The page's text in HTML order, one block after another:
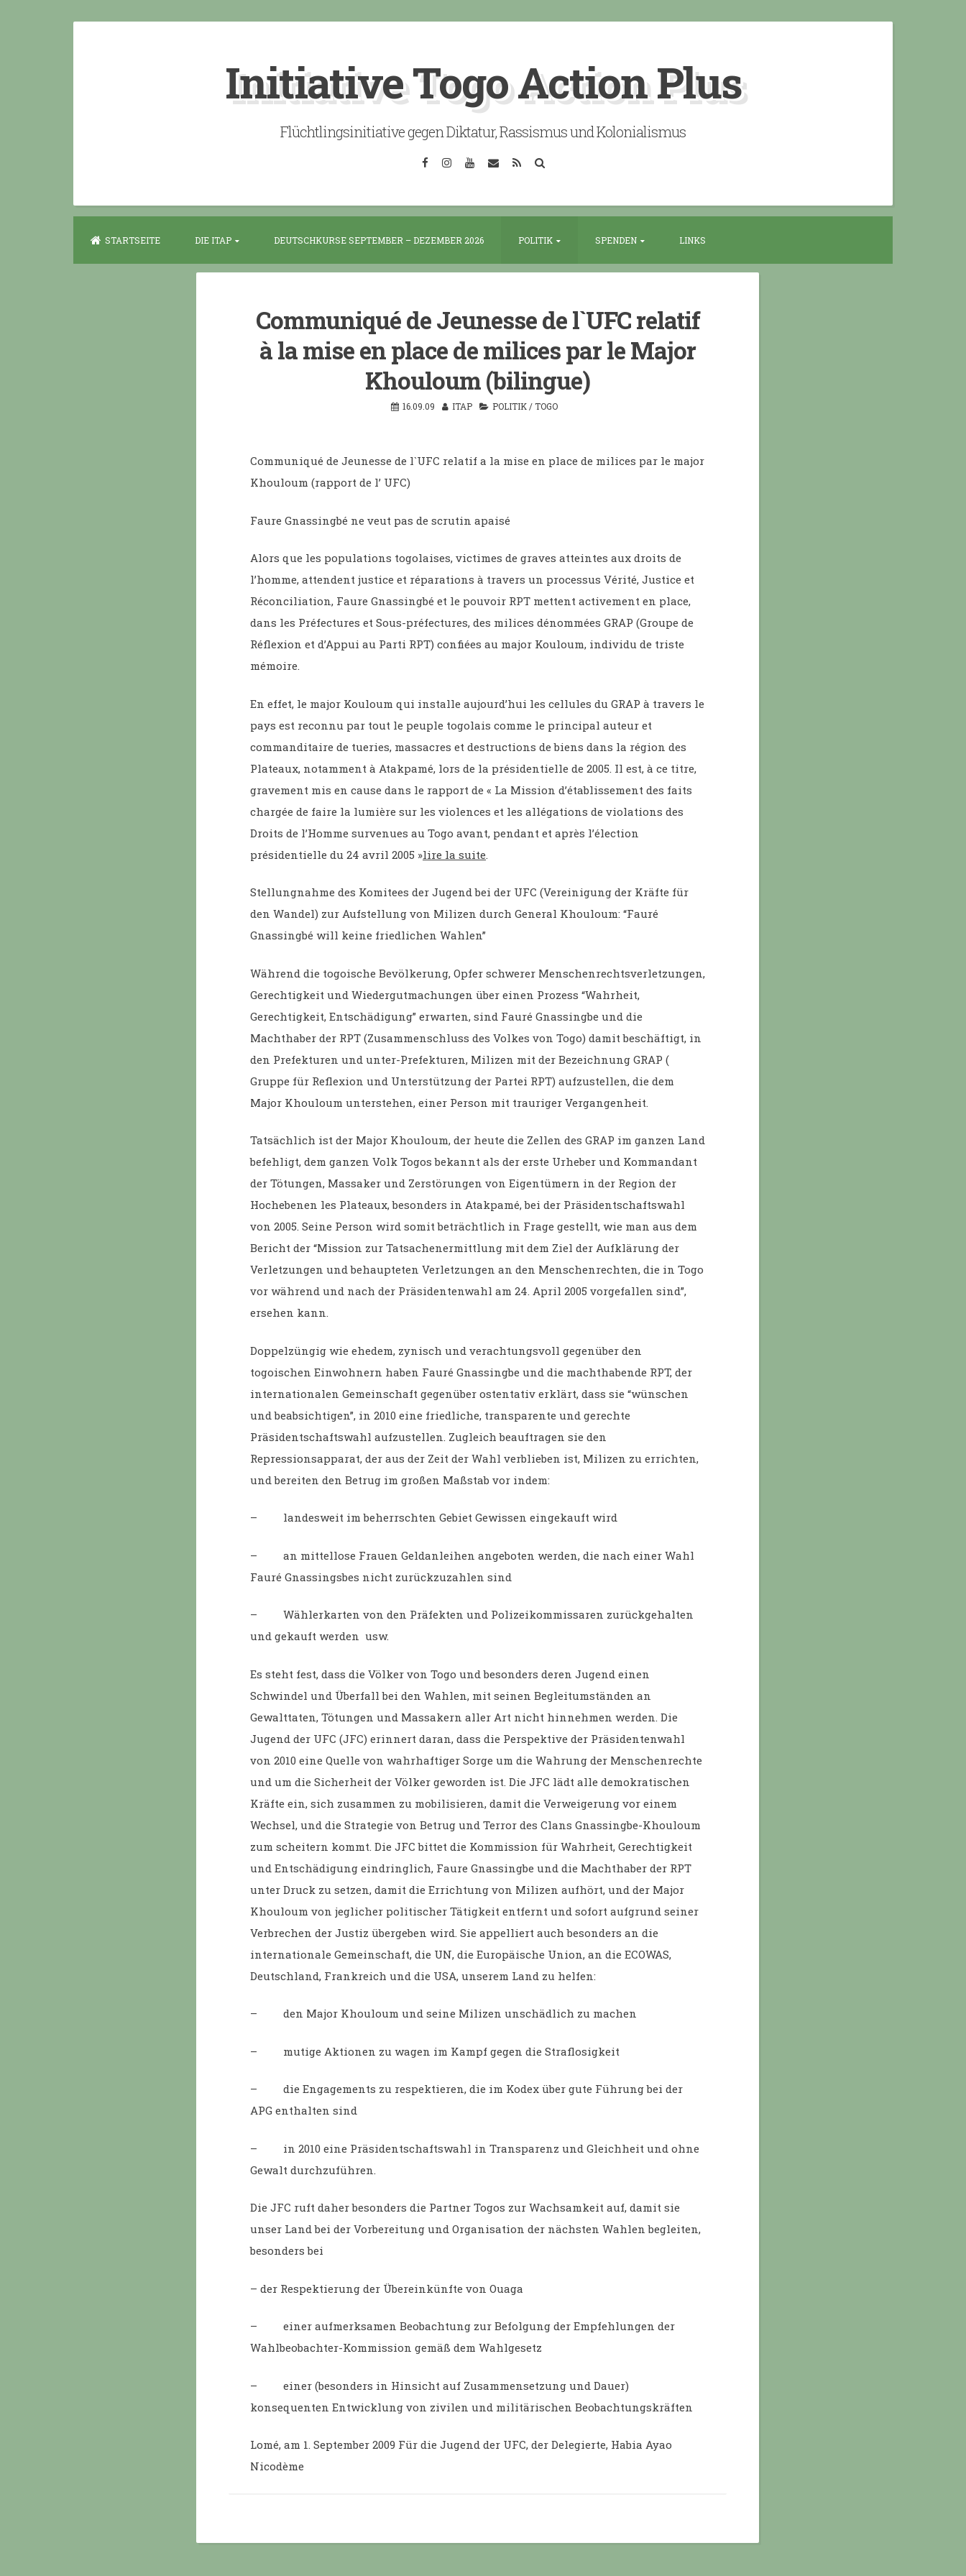
Initiative Togo Action Plus
Flüchtlingsinitiative gegen Diktatur, Rassismus und Kolonialismus
FacebookInstagramYouTube
EmailRSS
STARTSEITE DIE ITAP DEUTSCHKURSE SEPTEMBER – DEZEMBER 2026 POLITIK SPENDEN LINKS
Communiqué de Jeunesse de l`UFC relatif
à la mise en place de milices par le Major
Khouloum (bilingue)
16.09.09 ITAP POLITIK/TOGO
Communiqué de Jeunesse de l`UFC relatif a la mise en place de milices par le major
Khouloum (rapport de l’ UFC)
Faure Gnassingbé ne veut pas de scrutin apaisé
Alors que les populations togolaises, victimes de graves atteintes aux droits de
l’homme, attendent justice et réparations à travers un processus Vérité, Justice et
Réconciliation, Faure Gnassingbé et le pouvoir RPT mettent activement en place,
dans les Préfectures et Sous-préfectures, des milices dénommées GRAP (Groupe de
Réflexion et d’Appui au Parti RPT) confiées au major Kouloum, individu de triste
mémoire.
En effet, le major Kouloum qui installe aujourd’hui les cellules du GRAP à travers le
pays est reconnu par tout le peuple togolais comme le principal auteur et
commanditaire de tueries, massacres et destructions de biens dans la région des
Plateaux, notamment à Atakpamé, lors de la présidentielle de 2005. Il est, à ce titre,
gravement mis en cause dans le rapport de « La Mission d’établissement des faits
chargée de faire la lumière sur les violences et les allégations de violations des
Droits de l’Homme survenues au Togo avant, pendant et après l’élection
présidentielle du 24 avril 2005 »lire la suite
Stellungnahme des Komitees der Jugend bei der UFC (Vereinigung der Kräfte für
den Wandel) zur Aufstellung von Milizen durch General Khouloum: “Fauré
Gnassingbé will keine friedlichen Wahlen”
Während die togoische Bevölkerung, Opfer schwerer Menschenrechtsverletzungen,
Gerechtigkeit und Wiedergutmachungen über einen Prozess “Wahrheit,
Gerechtigkeit, Entschädigung” erwarten, sind Fauré Gnassingbe und die
Machthaber der RPT (Zusammenschluss des Volkes von Togo) damit beschäftigt, in
den Prefekturen und unter-Prefekturen, Milizen mit der Bezeichnung GRAP (
Gruppe für Reflexion und Unterstützung der Partei RPT) aufzustellen, die dem
Major Khouloum unterstehen, einer Person mit trauriger Vergangenheit.
Tatsächlich ist der Major Khouloum, der heute die Zellen des GRAP im ganzen Land
befehligt, dem ganzen Volk Togos bekannt als der erste Urheber und Kommandant
der Tötungen, Massaker und Zerstörungen von Eigentümern in der Region der
Hochebenen les Plateaux, besonders in Atakpamé, bei der Präsidentschaftswahl
von 2005. Seine Person wird somit beträchtlich in Frage gestellt, wie man aus dem
Bericht der “Mission zur Tatsachenermittlung mit dem Ziel der Aufklärung der
Verletzungen und behaupteten Verletzungen an den Menschenrechten, die in Togo
vor während und nach der Präsidentenwahl am 24. April 2005 vorgefallen sind”,
ersehen kann.
Doppelzüngig wie ehedem, zynisch und verachtungsvoll gegenüber den
togoischen Einwohnern haben Fauré Gnassingbe und die machthabende RPT, der
internationalen Gemeinschaft gegenüber ostentativ erklärt, dass sie “wünschen
und beabsichtigen”, in 2010 eine friedliche, transparente und gerechte
Präsidentschaftswahl aufzustellen. Zugleich beauftragen sie den
Repressionsapparat, der aus der Zeit der Wahl verblieben ist, Milizen zu errichten,
und bereiten den Betrug im großen Maßstab vor indem:
– landesweit im beherrschten Gebiet Gewissen eingekauft wird
– an mittellose Frauen Geldanleihen angeboten werden, die nach einer Wahl
Fauré Gnassingsbes nicht zurückzuzahlen sind
– Wählerkarten von den Präfekten und Polizeikommissaren zurückgehalten
und gekauft werden usw.
Es steht fest, dass die Völker von Togo und besonders deren Jugend einen
Schwindel und Überfall bei den Wahlen, mit seinen Begleitumständen an
Gewalttaten, Tötungen und Massakern aller Art nicht hinnehmen werden. Die
Jugend der UFC (JFC) erinnert daran, dass die Perspektive der Präsidentenwahl
von 2010 eine Quelle von wahrhaftiger Sorge um die Wahrung der Menschenrechte
und um die Sicherheit der Völker geworden ist. Die JFC lädt alle demokratischen
Kräfte ein, sich zusammen zu mobilisieren, damit die Verweigerung vor einem
Wechsel, und die Strategie von Betrug und Terror des Clans Gnassingbe-Khouloum
zum scheitern kommt. Die JFC bittet die Kommission für Wahrheit, Gerechtigkeit
und Entschädigung eindringlich, Faure Gnassingbe und die Machthaber der RPT
unter Druck zu setzen, damit die Errichtung von Milizen aufhört, und der Major
Khouloum von jeglicher politischer Tätigkeit entfernt und sofort aufgrund seiner
Verbrechen der Justiz übergeben wird. Sie appelliert auch besonders an die
internationale Gemeinschaft, die UN, die Europäische Union, an die ECOWAS,
Deutschland, Frankreich und die USA, unserem Land zu helfen:
– den Major Khouloum und seine Milizen unschädlich zu machen
– mutige Aktionen zu wagen im Kampf gegen die Straflosigkeit
– die Engagements zu respektieren, die im Kodex über gute Führung bei der
APG enthalten sind
– in 2010 eine Präsidentschaftswahl in Transparenz und Gleichheit und ohne
Gewalt durchzuführen.
Die JFC ruft daher besonders die Partner Togos zur Wachsamkeit auf, damit sie
unser Land bei der Vorbereitung und Organisation der nächsten Wahlen begleiten,
besonders bei
– der Respektierung der Übereinkünfte von Ouaga
– einer aufmerksamen Beobachtung zur Befolgung der Empfehlungen der
Wahlbeobachter-Kommission gemäß dem Wahlgesetz
– einer (besonders in Hinsicht auf Zusammensetzung und Dauer)
konsequenten Entwicklung von zivilen und militärischen Beobachtungskräften
Lomé, am 1. September 2009 Für die Jugend der UFC, der Delegierte, Habia Ayao
Nicodème